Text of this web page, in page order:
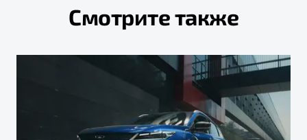
Смотрите также